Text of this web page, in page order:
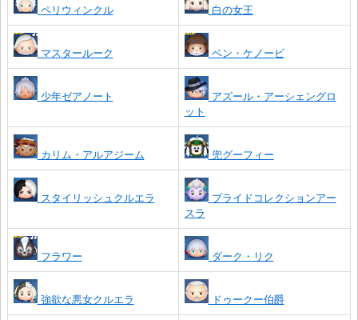
ペリウィンクル 白の女王
マスタールーク ベン・ケノービ
少年ゼアノート
アズール・アーシェングロ
ット
カリム・アルアジーム 兜グーフィー
スタイリッシュクルエラ
プライドコレクションアー
スラ
フラワー ダーク・リク
強欲な悪女クルエラ ドゥークー伯爵